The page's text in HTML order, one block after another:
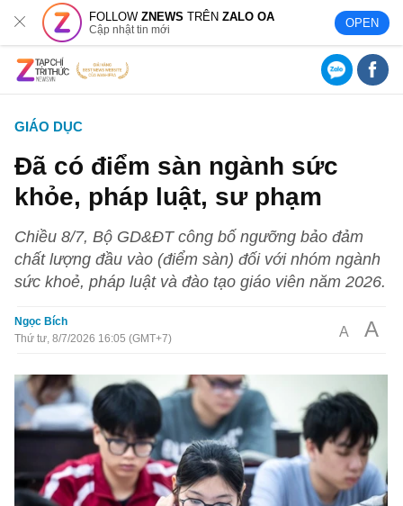
FOLLOWZNEWS TRÊNZALO OA
Cập nhật tin mới OPEN
GIÁO DỤC
Đã có điểm sàn ngành sức
khỏe, pháp luật, sư phạm
Chiều 8/7, Bộ GD&ĐT công bố ngưỡng bảo đảm
chất lượng đầu vào (điểm sàn) đối với nhóm ngành
sức khoẻ, pháp luật và đào tạo giáo viên năm 2026.
Ngọc Bích
Thứ tư, 8/7/2026 16:05 (GMT+7)
A A